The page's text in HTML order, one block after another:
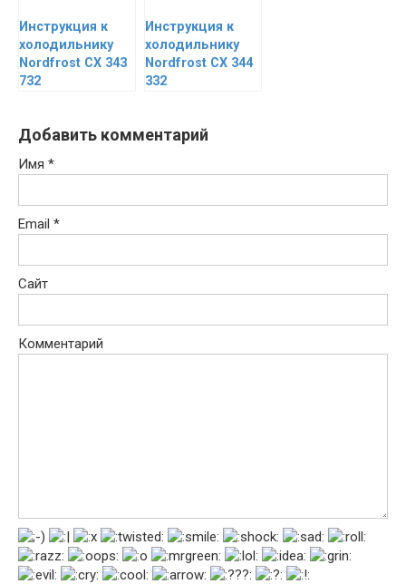
Инструкция к
холодильнику
Nordfrost CX 343
732
Инструкция к
холодильнику
Nordfrost CX 344
332
Добавить комментарий
Имя *
Email *
Сайт
Комментарий